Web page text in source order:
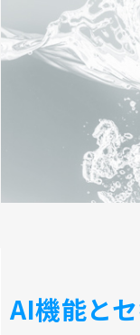
AI機能と